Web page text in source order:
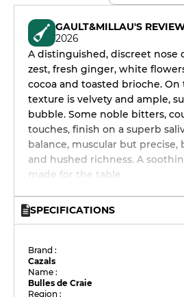
GAULT&MILLAU'S
2026
A distinguished, discreet nose
zest, fresh ginger, white
cocoa and toasted brioche.
texture is velvety and ample,
bubble. Some noble bitters,
touches, finish on a superb
balance, muscular but precise,
and hushed richness. A
made for the table.
SPECIFICATIONS
Brand :
Cazals
Name :
Bulles de Craie
Region :